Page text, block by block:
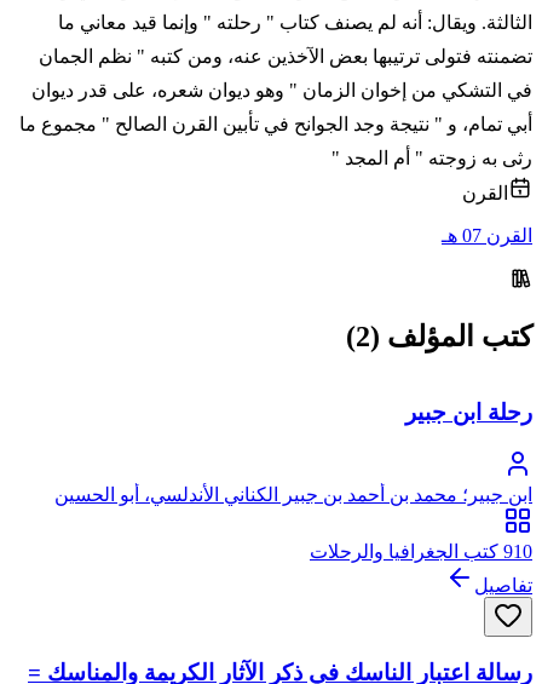
الثالثة. ويقال: أنه لم يصنف كتاب " رحلته " وإنما قيد معاني ما
تضمنته فتولى ترتيبها بعض الآخذين عنه، ومن كتبه " نظم الجمان
في التشكي من إخوان الزمان " وهو ديوان شعره، على قدر ديوان
أبي تمام، و " نتيجة وجد الجوانح في تأبين القرن الصالح " مجموع ما
رثى به زوجته " أم المجد "
القرن
القرن 07 هـ
كتب المؤلف (2)
رحلة ابن جبير
ابن جبير؛ محمد بن أحمد بن جبير الكناني الأندلسي، أبو الحسين
910 كتب الجغرافيا والرحلات
تفاصيل
رسالة اعتبار الناسك في ذكر الآثار الكريمة والمناسك =